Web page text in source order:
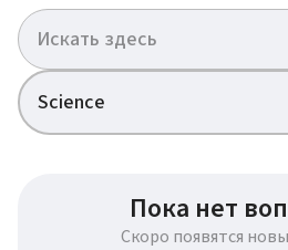
Science
Пока нет
Скоро появятся